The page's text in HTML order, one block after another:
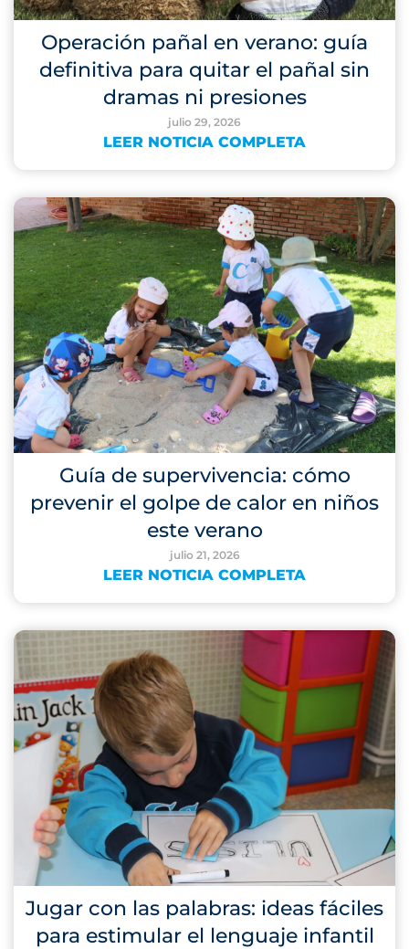
Operación pañal en verano: guía
definitiva para quitar el pañal sin
dramas ni presiones
julio 29, 2026
LEER NOTICIA COMPLETA
Guía de supervivencia: cómo
prevenir el golpe de calor en niños
este verano
julio 21, 2026
LEER NOTICIA COMPLETA
Jugar con las palabras: ideas fáciles
para estimular el lenguaje infantil